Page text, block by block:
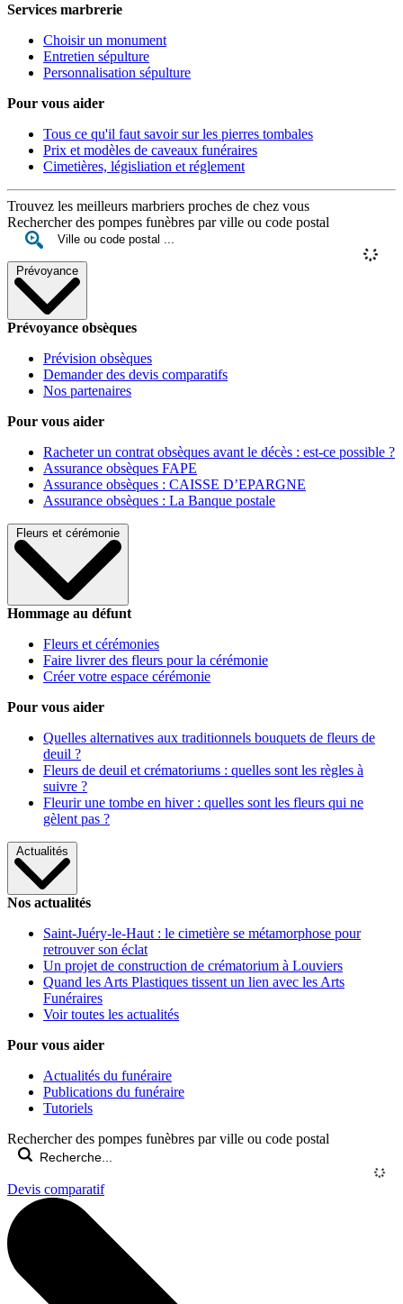
Services marbrerie
Choisir un monument
Entretien sépulture
Personnalisation sépulture
Pour vous aider
Tous ce qu'il faut savoir sur les pierres tombales
Prix et modèles de caveaux funéraires
Cimetières, législiation et réglement
Trouvez les meilleurs marbriers proches de chez vous
Rechercher des pompes funèbres par ville ou code postal
Prévoyance
Prévoyance obsèques
Prévision obsèques
Demander des devis comparatifs
Nos partenaires
Pour vous aider
Racheter un contrat obsèques avant le décès : est-ce possible ?
Assurance obsèques FAPE
Assurance obsèques : CAISSE D’EPARGNE
Assurance obsèques : La Banque postale
Fleurs et cérémonie
Hommage au défunt
Fleurs et cérémonies
Faire livrer des fleurs pour la cérémonie
Créer votre espace cérémonie
Pour vous aider
Quelles alternatives aux traditionnels bouquets de fleurs de
deuil ?
Fleurs de deuil et crématoriums : quelles sont les règles à
suivre ?
Fleurir une tombe en hiver : quelles sont les fleurs qui ne
gèlent pas ?
Actualités
Nos actualités
Saint-Juéry-le-Haut : le cimetière se métamorphose pour
retrouver son éclat
Un projet de construction de crématorium à Louviers
Quand les Arts Plastiques tissent un lien avec les Arts
Funéraires
Voir toutes les actualités
Pour vous aider
Actualités du funéraire
Publications du funéraire
Tutoriels
Rechercher des pompes funèbres par ville ou code postal
Devis comparatif